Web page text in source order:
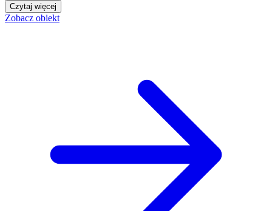
Czytaj więcej
Zobacz obiekt